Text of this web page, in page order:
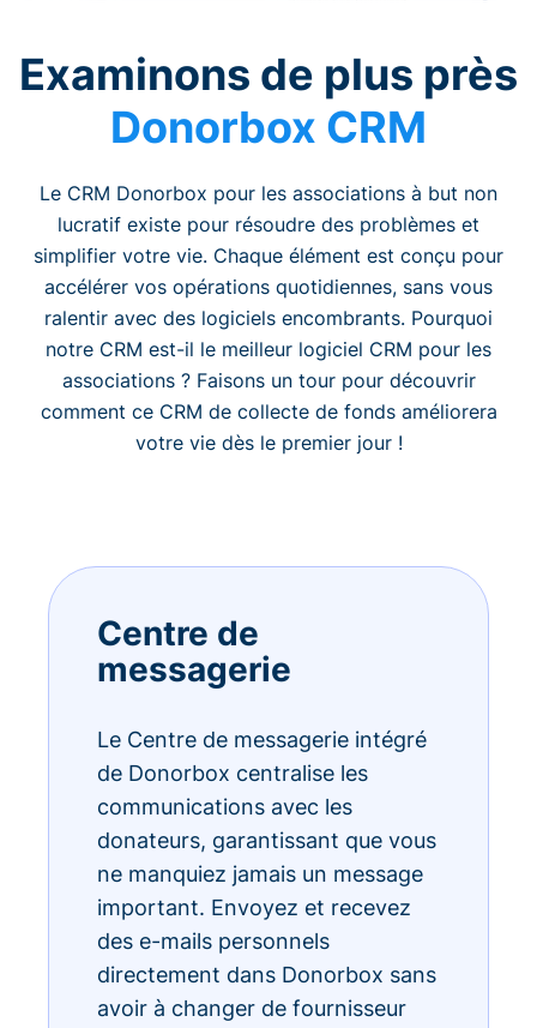
Examinons de plus près
Donorbox CRM
Le CRM Donorbox pour les associations à but non
lucratif existe pour résoudre des problèmes et
simplifier votre vie. Chaque élément est conçu pour
accélérer vos opérations quotidiennes, sans vous
ralentir avec des logiciels encombrants. Pourquoi
notre CRM est-il le meilleur logiciel CRM pour les
associations ? Faisons un tour pour découvrir
comment ce CRM de collecte de fonds améliorera
votre vie dès le premier jour !
Centre de
messagerie
Le Centre de messagerie intégré
de Donorbox centralise les
communications avec les
donateurs, garantissant que vous
ne manquiez jamais un message
important. Envoyez et recevez
des e-mails personnels
directement dans Donorbox sans
avoir à changer de fournisseur